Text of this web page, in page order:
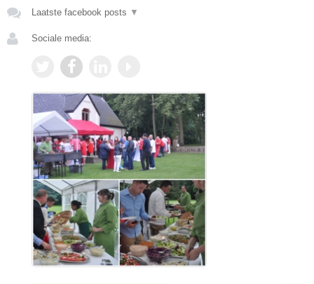
Laatste facebook posts ▼
Sociale media: